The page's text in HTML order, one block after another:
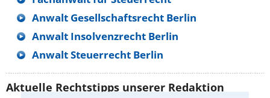
Anwalt Gesellschaftsrecht Berlin
Anwalt Insolvenzrecht Berlin
Anwalt Steuerrecht Berlin
Aktuelle Rechtstipps unserer Redaktion